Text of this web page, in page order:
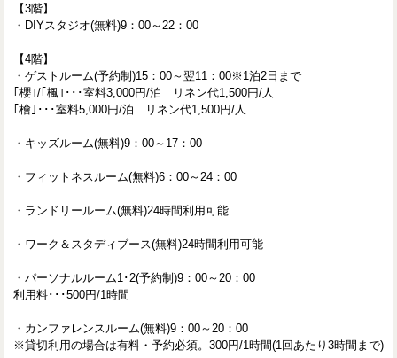
【3階】
・DIYスタジオ(無料)9：00～22：00
【4階】
・ゲストルーム(予約制)15：00～翌11：00※1泊2日まで
｢櫻｣/｢楓｣･･･室料3,000円/泊 リネン代1,500円/人
｢檜｣･･･室料5,000円/泊 リネン代1,500円/人
・キッズルーム(無料)9：00～17：00
・フィットネスルーム(無料)6：00～24：00
・ランドリールーム(無料)24時間利用可能
・ワーク＆スタディブース(無料)24時間利用可能
・パーソナルルーム1･2(予約制)9：00～20：00
利用料･･･500円/1時間
・カンファレンスルーム(無料)9：00～20：00
※貸切利用の場合は有料・予約必須。300円/1時間(1回あたり3時間まで)